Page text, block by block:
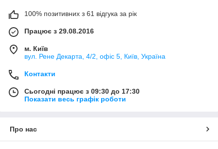
100% позитивних з 61 відгука за рік
Працює з 29.08.2016
м. Київ
вул. Рене Декарта, 4/2, офіс 5, Київ, Україна
Контакти
Сьогодні працює з 09:30 до 17:30
Показати весь графік роботи
Про нас